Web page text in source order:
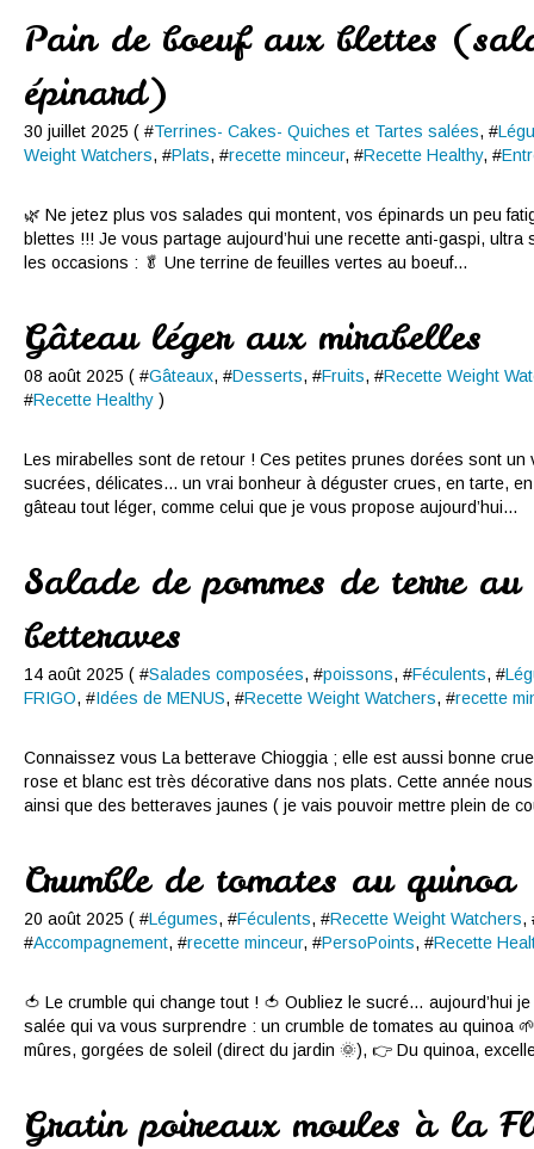
Pain de boeuf aux blettes
épinard)
30 juillet 2025 ( #Terrines- Cakes- Quiches et Tartes salées, #
Weight Watchers, #Plats, #recette minceur, #Recette Healthy, #
🌿 Ne jetez plus vos salades qui montent, vos épinards un peu
blettes !!! Je vous partage aujourd’hui une recette anti-gaspi, ultra
les occasions : 🥬 Une terrine de feuilles vertes au boeuf...
Gâteau léger aux mirabelles
08 août 2025 ( #Gâteaux, #Desserts, #Fruits, #Recette Weight
#Recette Healthy )
Les mirabelles sont de retour ! Ces petites prunes dorées sont un
sucrées, délicates... un vrai bonheur à déguster crues, en tarte,
gâteau tout léger, comme celui que je vous propose aujourd’hui...
Salade de pommes de terre
betteraves
14 août 2025 ( #Salades composées, #poissons, #Féculents, #
FRIGO, #Idées de MENUS, #Recette Weight Watchers, #recette
Connaissez vous La betterave Chioggia ; elle est aussi bonne
rose et blanc est très décorative dans nos plats. Cette année
ainsi que des betteraves jaunes ( je vais pouvoir mettre plein de
Crumble de tomates au quinoa
20 août 2025 ( #Légumes, #Féculents, #Recette Weight Watchers,
#Accompagnement, #recette minceur, #PersoPoints, #Recette
🍅 Le crumble qui change tout ! 🍅 Oubliez le sucré… aujourd’hui
salée qui va vous surprendre : un crumble de tomates au quinoa
mûres, gorgées de soleil (direct du jardin 🌞), 👉 Du quinoa,
Gratin poireaux moules à la